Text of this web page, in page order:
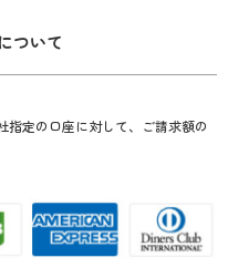
ついて
指定の口座に対して、ご請求額の